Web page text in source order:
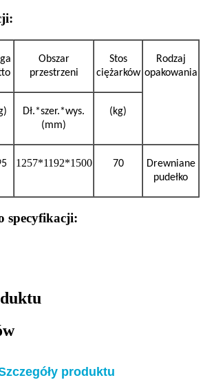
Obszar
przestrzeni
Stos
ciężarków
Rodzaj
opakowania
Dł.*szer.*wys.
(mm)
(kg)
1257*1192*1500 70
Drewniane
pudełko
specyfikacji:
produktu